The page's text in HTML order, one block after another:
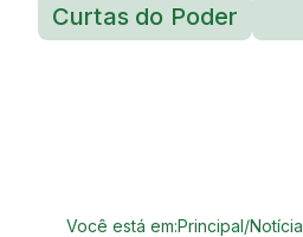
Curtas do Poder
Você está em:Principal/Notícia